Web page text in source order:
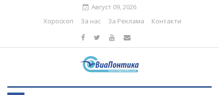
Август 09, 2026
Хороскоп
За нас За Реклама Контакти